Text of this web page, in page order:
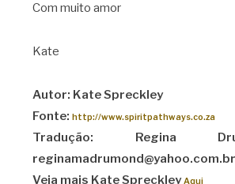
Com muito amor
Kate
Autor: Kate Spreckley
Fonte: http://www.spiritpathways.co.za
Tradução: Regina
reginamadrumond@yahoo.com.br
Veja mais Kate SpreckleyAqui